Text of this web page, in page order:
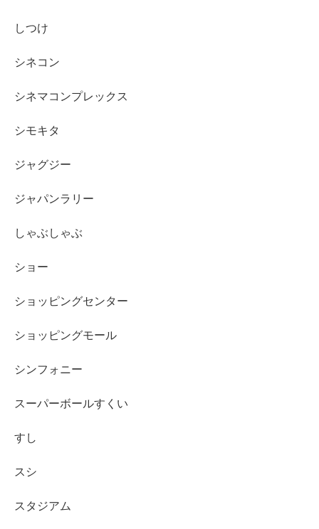
しつけ
シネコン
シネマコンプレックス
シモキタ
ジャグジー
ジャパンラリー
しゃぶしゃぶ
ショー
ショッピングセンター
ショッピングモール
シンフォニー
スーパーボールすくい
すし
スシ
スタジアム